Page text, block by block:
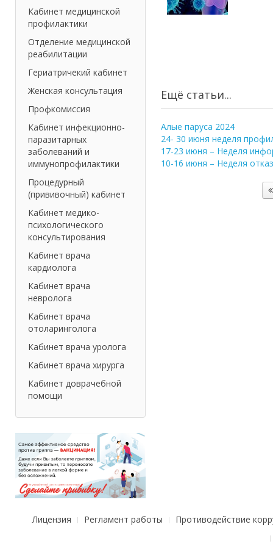
Ещё статьи...
Алые паруса 2024
24- 30 июня неделя
17-23 июня – Неделя
10-16 июня – Неделя
Кабинет медицинской
профилактики
Отделение медицинской
реабилитации
Гериатричекий кабинет
Женская консультация
Профкомиссия
Кабинет инфекционно-
паразитарных
заболеваний и
иммунопрофилактики
Процедурный
(прививочный) кабинет
Кабинет медико-
психологического
консультирования
Кабинет врача
кардиолога
Кабинет врача
невролога
Кабинет врача
отоларинголога
Кабинет врача уролога
Кабинет врача хирурга
Кабинет доврачебной
помощи
Лицензия Регламент работы Противодействие